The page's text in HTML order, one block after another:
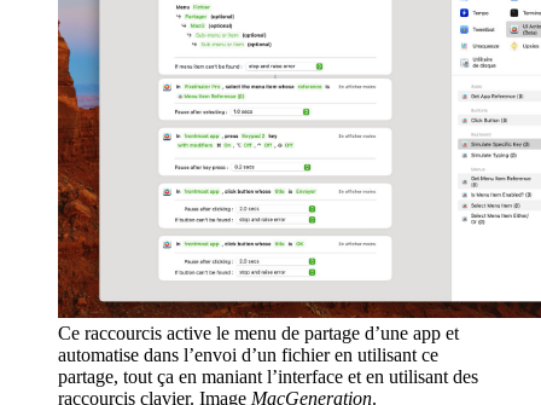
Ce raccourcis active le menu de partage d’une app et
automatise dans l’envoi d’un fichier en utilisant ce
partage, tout ça en maniant l’interface et en utilisant des
raccourcis clavier. Image MacGeneration.